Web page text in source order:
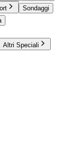
Sondaggi
Altri Speciali